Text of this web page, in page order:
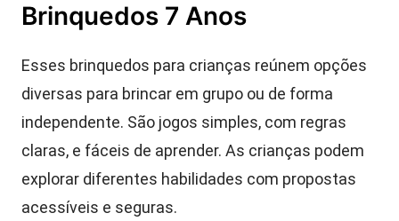
Brinquedos 7 Anos
Esses brinquedos para crianças reúnem opções
diversas para brincar em grupo ou de forma
independente. São jogos simples, com regras
claras, e fáceis de aprender. As crianças podem
explorar diferentes habilidades com propostas
acessíveis e seguras.